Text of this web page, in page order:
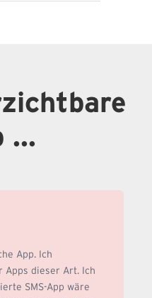
...
App. Ich
Apps dieser Art. Ich
SMS-App wäre